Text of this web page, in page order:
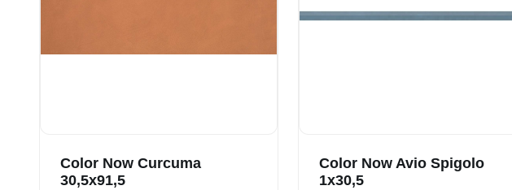
Color Now Curcuma
30,5x91,5
Color Now Avio Spigolo
1x30,5